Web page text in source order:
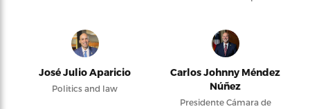
José Julio Aparicio
Politics and law
Carlos Johnny Méndez
Núñez
Presidente Cámara de